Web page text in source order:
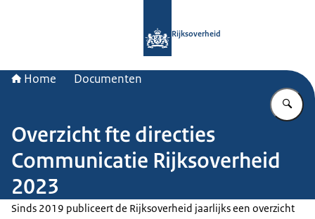
Rijksoverheid
Home Documenten
Overzicht fte directies
Communicatie Rijksoverheid
2023
Sinds 2019 publiceert de Rijksoverheid jaarlijks een overzicht